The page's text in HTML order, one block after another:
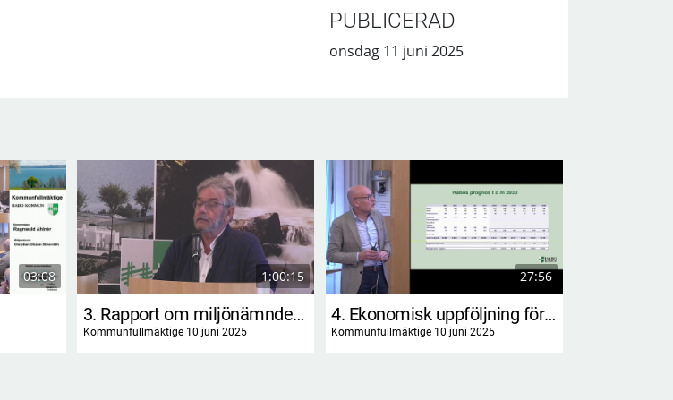
PUBLICERAD
onsdag 11 juni 2025
03:08 1:00:15
3. Rapport om miljönämndens resursutnyttjande
Kommunfullmäktige 10 juni 2025
27:56
4. Ekonomisk uppföljning för tertial 1, 2025
Kommunfullmäktige 10 juni 2025